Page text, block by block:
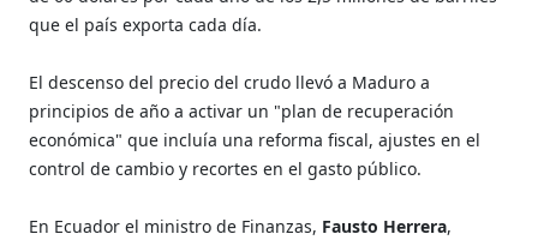
que el país exporta cada día.
El descenso del precio del crudo llevó a Maduro a
principios de año a activar un "plan de recuperación
económica" que incluía una reforma fiscal, ajustes en el
control de cambio y recortes en el gasto público.
En Ecuador el ministro de Finanzas, Fausto Herrera,